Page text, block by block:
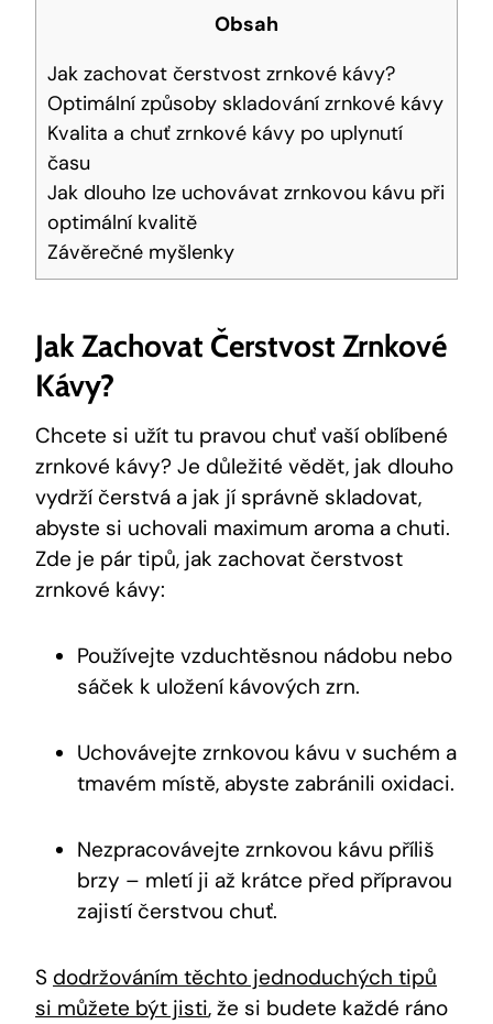
Obsah
Jak zachovat čerstvost zrnkové kávy?
Optimální způsoby skladování zrnkové kávy
Kvalita a chuť zrnkové kávy po uplynutí
času
Jak dlouho lze uchovávat zrnkovou kávu při
optimální kvalitě
Závěrečné myšlenky
Jak Zachovat Čerstvost Zrnkové
Kávy?
Chcete si užít tu pravou chuť vaší oblíbené
zrnkové kávy? Je důležité vědět, jak dlouho
vydrží čerstvá a jak jí správně skladovat,
abyste si uchovali maximum aroma a chuti.
Zde je pár tipů, jak zachovat čerstvost
zrnkové kávy:
Používejte vzduchtěsnou nádobu nebo
sáček k uložení kávových zrn.
Uchovávejte zrnkovou kávu v suchém a
tmavém místě, abyste zabránili oxidaci.
Nezpracovávejte zrnkovou kávu příliš
brzy – mletí ji až krátce před přípravou
zajistí čerstvou chuť.
S dodržováním těchto jednoduchých tipů
si můžete být jisti, že si budete každé ráno